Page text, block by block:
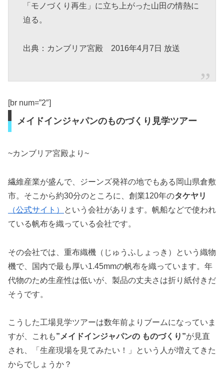
「モノづくり再生」に立ち上がった山田の情熱に
迫る。
出典：カンブリア宮殿 2016年4月7日 放送
[br num=”2″]
メイドインジャパンのものづくり見学ツアー
~カンブリア宮殿より~
繊維産業が盛んで、ジーンズ発祥の地でもある岡山県倉敷
市。そこから約30分のところに、創業120年のタケヤリ
（公式サイト）
という会社があります。帆船などで使われ
ている帆布を織っている会社です。
その会社では、重布織機（じゅうふしょっき）という織物
機で、国内で最も厚い1.45mmの帆布を織っています。年
代物のため生産性は低いが、製品の丈夫さは折り紙付きだ
そうです。
こうした工場見学ツアーは数年前よりブームになっていま
すが、これも”メイドインジャパンの ものづくり”が見直
され、「生産現場を見てみたい！」という人が増えてきた
からでしょうか？